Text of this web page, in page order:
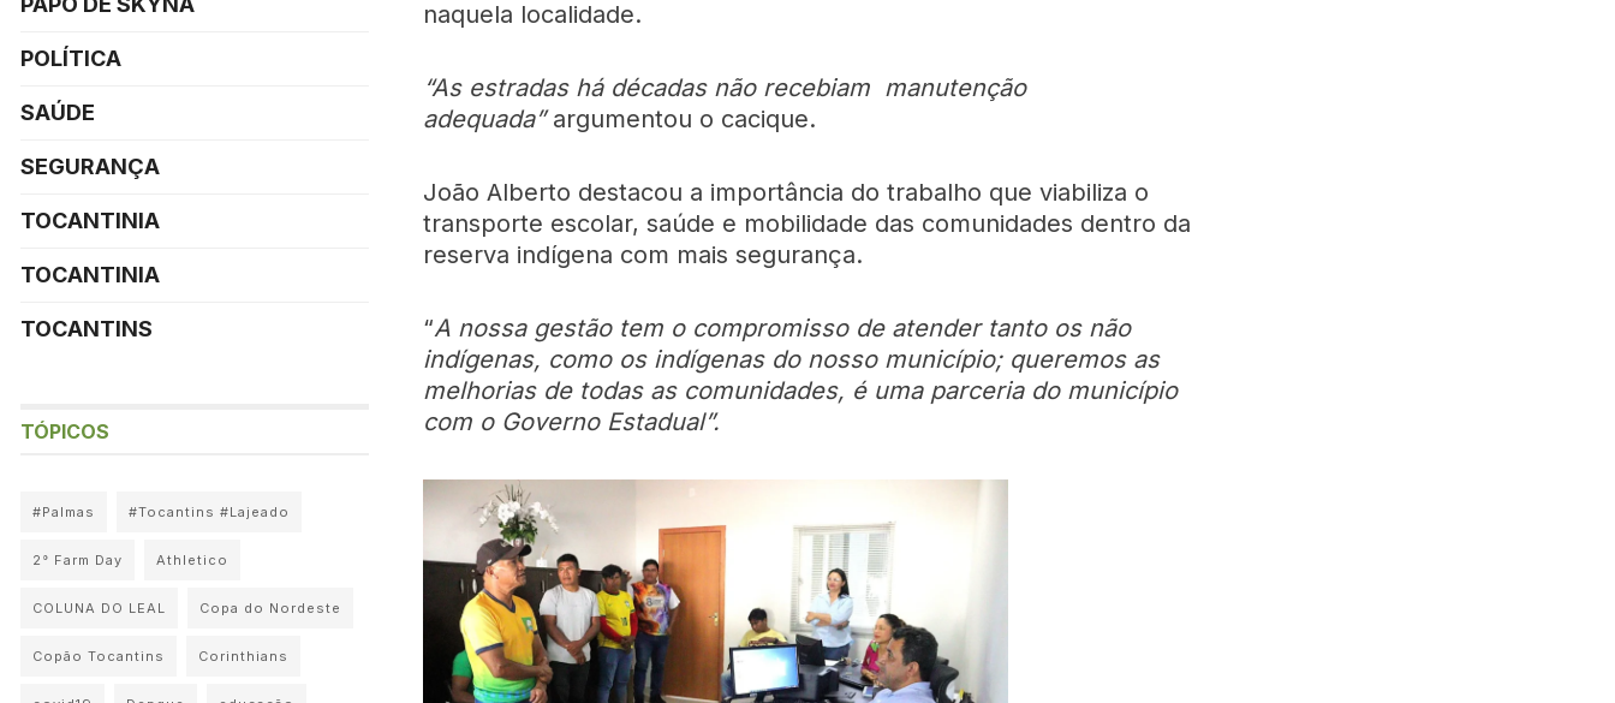
naquela localidade.
“As estradas há décadas não recebiam manutenção
adequada”argumentou o cacique.
João Alberto destacou a importância do trabalho que viabiliza o
transporte escolar, saúde e mobilidade das comunidades dentro da
reserva indígena com mais segurança.
“A nossa gestão tem o compromisso de atender tanto os não
indígenas, como os indígenas do nosso município; queremos as
melhorias de todas as comunidades, é uma parceria do município
com o Governo Estadual”.
POLÍTICA
SAÚDE
SEGURANÇA
TOCANTINIA
TOCANTINIA
TOCANTINS
TÓPICOS
#Palmas #Tocantins #Lajeado
2° Farm Day Athletico
COLUNA DO LEAL Copa do Nordeste
Copão Tocantins Corinthians